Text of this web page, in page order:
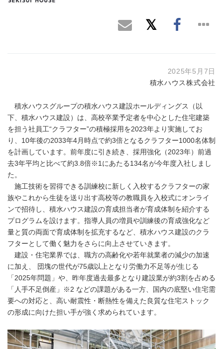
2025年5月7日
積水ハウス株式会社
積水ハウスグループの積水ハウス建設ホールディングス（以
下、積水ハウス建設）は、高校卒業予定者を中心とした住宅建築
を担う社員工“クラフター”の積極採用を2023年より実施してお
り、10年後の2033年4月時点で約3倍となるクラフター1000名体制
を計画しています。前年度に引き続き、採用強化（2023年）前過
去3年平均と比べて約3.8倍※1にあたる134名が今年度入社しまし
た。
施工技術を習得できる訓練校に新しく入校するクラフターの家
族やこれから生徒を送り出す高校等の教職員を入校式にオンライ
ンで招待し、積水ハウス建設の育成担当者が育成体制を紹介する
プログラムを設けます。指導人員の増員や訓練後の育成強化など
量と質の両面で育成体制を拡充するなど、積水ハウス建設のクラ
フターとして働く魅力をさらに向上させていきます。
建設・住宅業界では、職方の高齢化や若年就業者の減少の加速
に加え、 団塊の世代が75歳以上となり労働力不足等が生じる
「2025年問題」や、昨年度過去最多となり建設業が約3割を占める
「人手不足倒産」※2 などの課題がある一方、国内の底堅い住宅需
要への対応と、高い耐震性・断熱性を備えた良質な住宅ストック
の形成に向けた担い手が強く求められています。